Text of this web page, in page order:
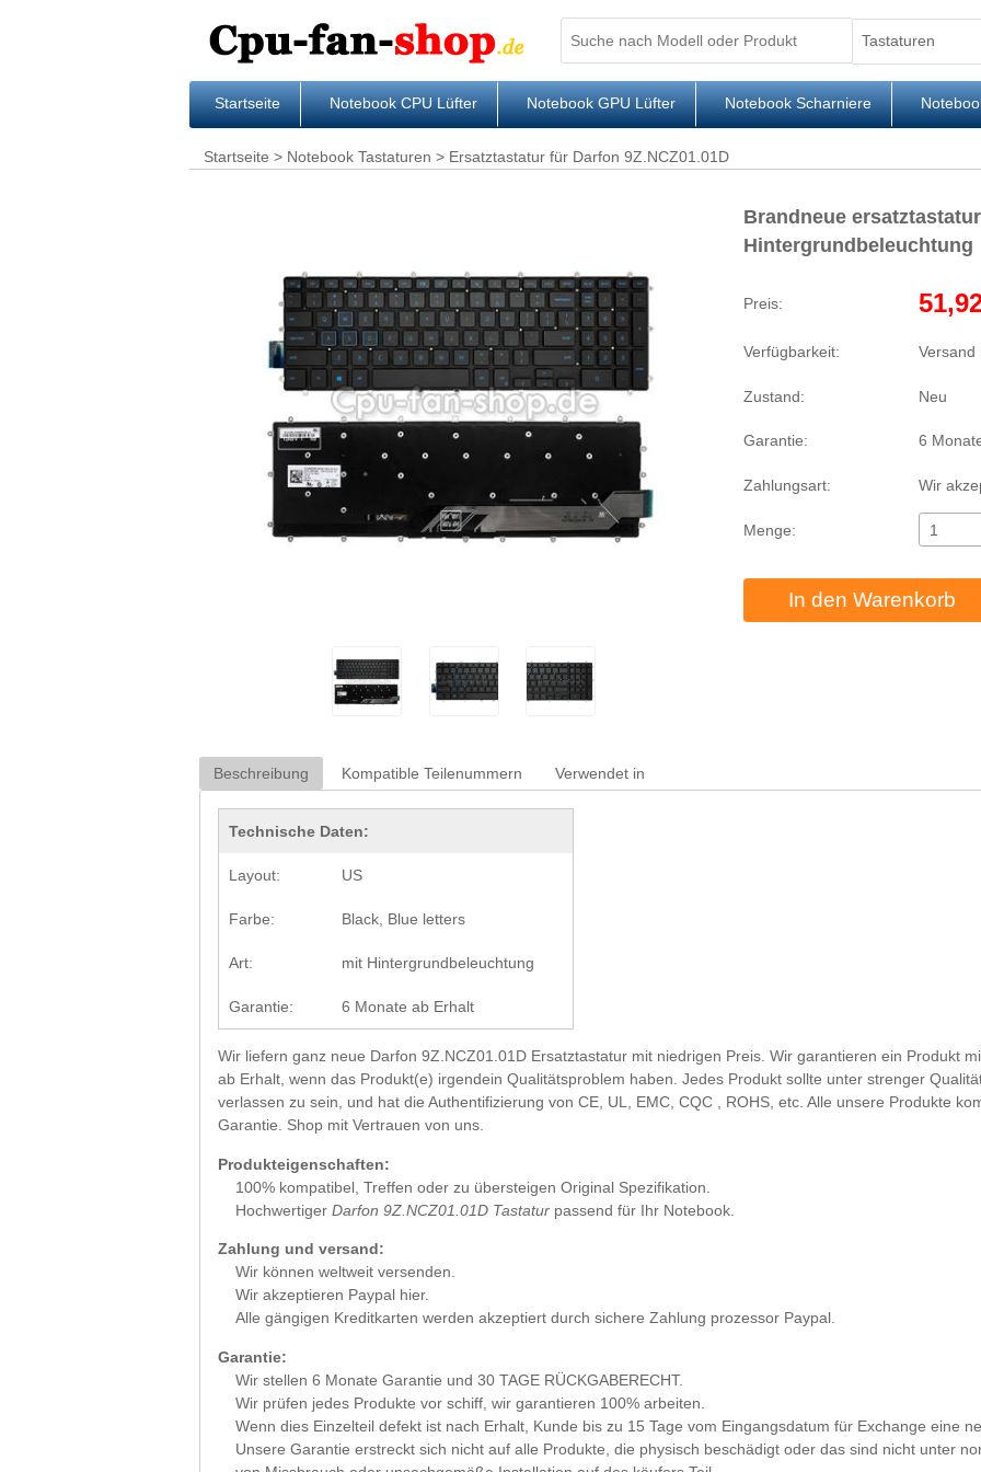
Startseite Notebook CPU Lüfter Notebook GPU Lüfter Notebook Scharniere
Startseite > Notebook Tastaturen > Ersatztastatur für Darfon 9Z.NCZ01.01D
Brandneue
Hintergrundbeleuchtung
Preis:
Verfügbarkeit: Versand
Zustand: Neu
Garantie: 6
Zahlungsart: Wir
Menge:
In den Warenkorb
Beschreibung Kompatible Teilenummern Verwendet in
Technische Daten:
Layout: US
Farbe: Black, Blue letters
Art: mit Hintergrundbeleuchtung
Garantie: 6 Monate ab Erhalt
Wir liefern ganz neue Darfon 9Z.NCZ01.01D Ersatztastatur mit niedrigen Preis. Wir garantieren ein Produkt
ab Erhalt, wenn das Produkt(e) irgendein Qualitätsproblem haben. Jedes Produkt sollte unter strenger
verlassen zu sein, und hat die Authentifizierung von CE, UL, EMC, CQC , ROHS, etc. Alle unsere Produkte
Garantie. Shop mit Vertrauen von uns.
Produkteigenschaften:
100% kompatibel, Treffen oder zu übersteigen Original Spezifikation.
Hochwertiger Darfon 9Z.NCZ01.01D Tastatur passend für Ihr Notebook.
Zahlung und versand:
Wir können weltweit versenden.
Wir akzeptieren Paypal hier.
Alle gängigen Kreditkarten werden akzeptiert durch sichere Zahlung prozessor Paypal.
Garantie:
Wir stellen 6 Monate Garantie und 30 TAGE RÜCKGABERECHT.
Wir prüfen jedes Produkte vor schiff, wir garantieren 100% arbeiten.
Wenn dies Einzelteil defekt ist nach Erhalt, Kunde bis zu 15 Tage vom Eingangsdatum für Exchange eine
Unsere Garantie erstreckt sich nicht auf alle Produkte, die physisch beschädigt oder das sind nicht unter